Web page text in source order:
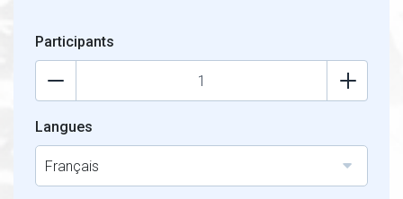
Participants
Langues
Français